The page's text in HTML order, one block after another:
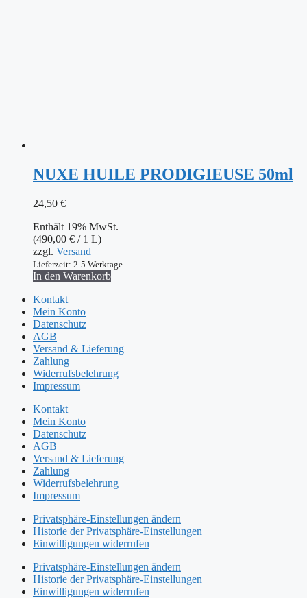
NUXE HUILE PRODIGIEUSE 50ml
24,50 €
Enthält 19% MwSt.
(490,00 € / 1 L)
zzgl. Versand
Lieferzeit: 2-5 Werktage
In den Warenkorb
Kontakt
Mein Konto
Datenschutz
AGB
Versand & Lieferung
Zahlung
Widerrufsbelehrung
Impressum
Kontakt
Mein Konto
Datenschutz
AGB
Versand & Lieferung
Zahlung
Widerrufsbelehrung
Impressum
Privatsphäre-Einstellungen ändern
Historie der Privatsphäre-Einstellungen
Einwilligungen widerrufen
Privatsphäre-Einstellungen ändern
Historie der Privatsphäre-Einstellungen
Einwilligungen widerrufen